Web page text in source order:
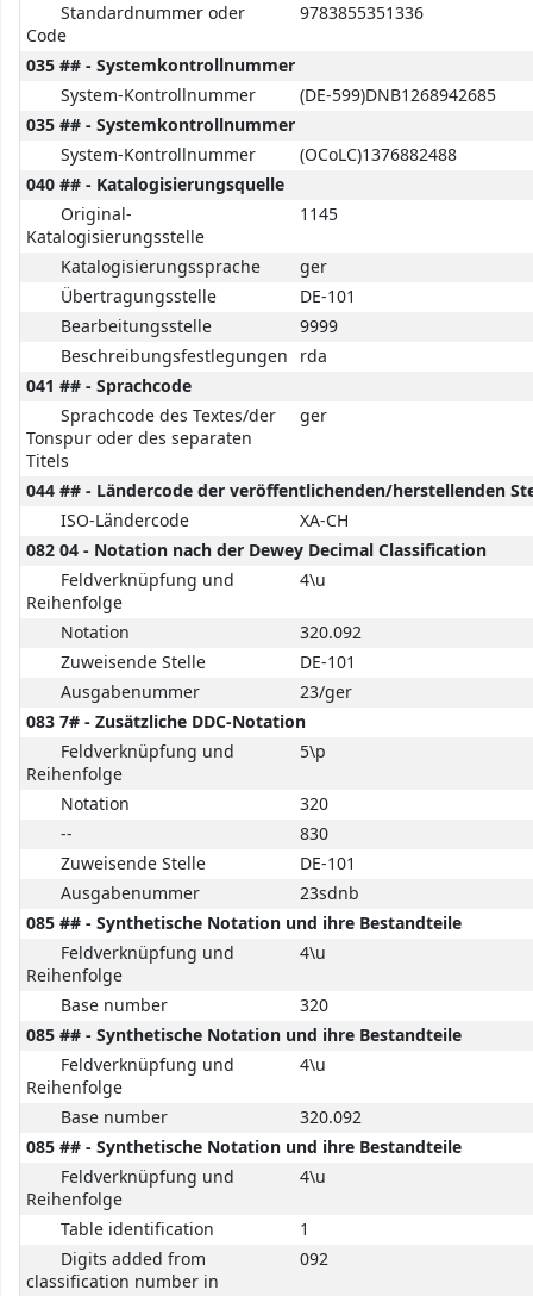
Standardnummer oder
Code
9783855351336
035 ## - Systemkontrollnummer
System-Kontrollnummer
(DE-599)DNB1268942685
035 ## - Systemkontrollnummer
System-Kontrollnummer
(OCoLC)1376882488
040 ## - Katalogisierungsquelle
Original-
Katalogisierungsstelle
1145
Katalogisierungssprache
ger
Übertragungsstelle
DE-101
Bearbeitungsstelle
9999
Beschreibungsfestlegungen rda
041 ## - Sprachcode
Sprachcode des Textes/der
Tonspur oder des separaten
Titels
ger
044 ## - Ländercode der veröffentlichenden/herstellenden
ISO-Ländercode
XA-CH
082 04 - Notation nach der Dewey Decimal Classification
Feldverknüpfung und
Reihenfolge
4\u
Notation
320.092
Zuweisende Stelle
DE-101
Ausgabenummer
23/ger
083 7# - Zusätzliche DDC-Notation
Feldverknüpfung und
Reihenfolge
5\p
Notation
320
--
830
Zuweisende Stelle
DE-101
Ausgabenummer
23sdnb
085 ## - Synthetische Notation und ihre Bestandteile
Feldverknüpfung und
Reihenfolge
4\u
Base number
320
085 ## - Synthetische Notation und ihre Bestandteile
Feldverknüpfung und
Reihenfolge
4\u
Base number
320.092
085 ## - Synthetische Notation und ihre Bestandteile
Feldverknüpfung und
Reihenfolge
4\u
Table identification
1
Digits added from
classification number in
092